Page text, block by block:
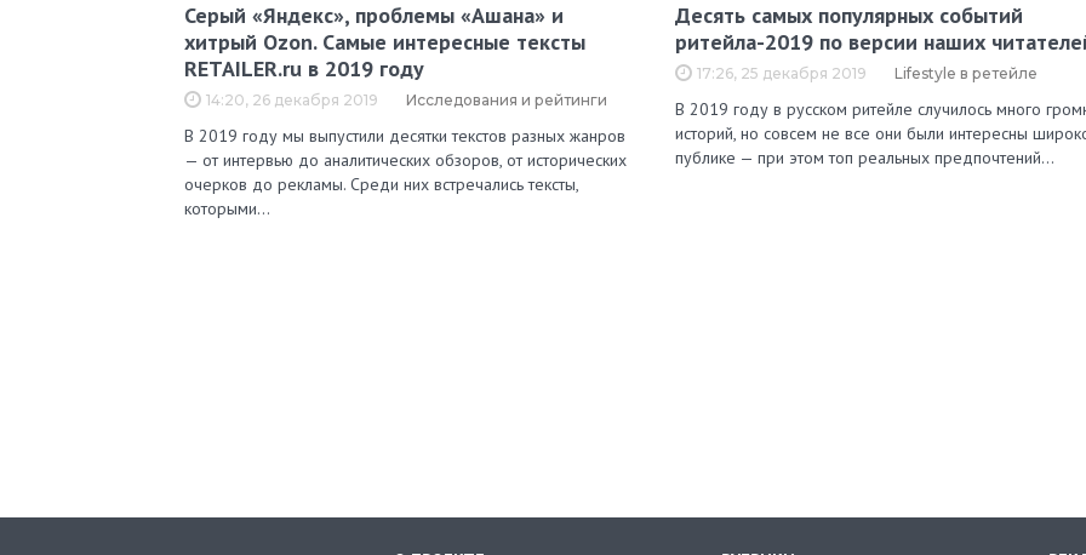
Серый «Яндекс», проблемы «Ашана» и
хитрый Ozon. Самые интересные тексты
RETAILER.ru в 2019 году
14:20, 26 декабря 2019 Исследования и рейтинги
В 2019 году мы выпустили десятки текстов разных жанров
— от интервью до аналитических обзоров, от исторических
очерков до рекламы. Среди них встречались тексты,
которыми…
Десять самых популярных событий
ритейла-2019 по версии наших
17:26, 25 декабря 2019 Lifestyle в ретейле
В 2019 году в русском ритейле случилось много
историй, но совсем не все они были интересны
публике — при этом топ реальных предпочтений…